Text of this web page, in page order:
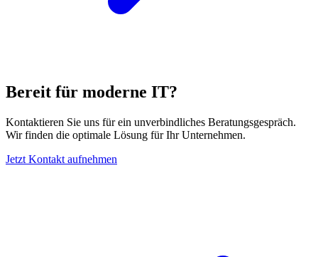
Bereit für moderne IT?
Kontaktieren Sie uns für ein unverbindliches Beratungsgespräch.
Wir finden die optimale Lösung für Ihr Unternehmen.
Jetzt Kontakt aufnehmen